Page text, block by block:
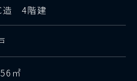
造 4階建
㎡